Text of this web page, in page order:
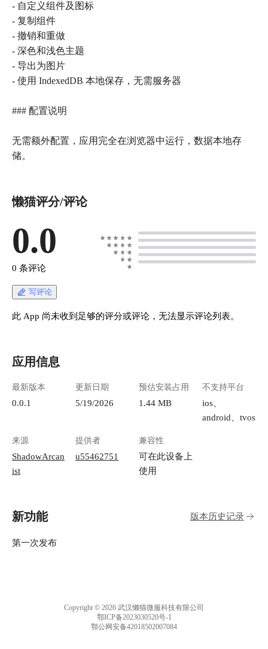
- 自定义组件及图标
- 复制组件
- 撤销和重做
- 深色和浅色主题
- 导出为图片
- 使用 IndexedDB 本地保存，无需服务器
### 配置说明
无需额外配置，应用完全在浏览器中运行，数据本地存
储。
懒猫评分/评论
0.0
0 条评论
写评论
此 App 尚未收到足够的评分或评论，无法显示评论列表。
应用信息
最新版本
0.0.1
更新日期
5/19/2026
预估安装占用
1.44 MB
不支持平台
ios、
android、tvos
来源
ShadowArcan
ist
提供者
u55462751
兼容性
可在此设备上
使用
新功能 版本历史记录
第一次发布
Copyright © 2026 武汉懒猫微服科技有限公司
鄂ICP备2023030520号-1
鄂公网安备42018502007084